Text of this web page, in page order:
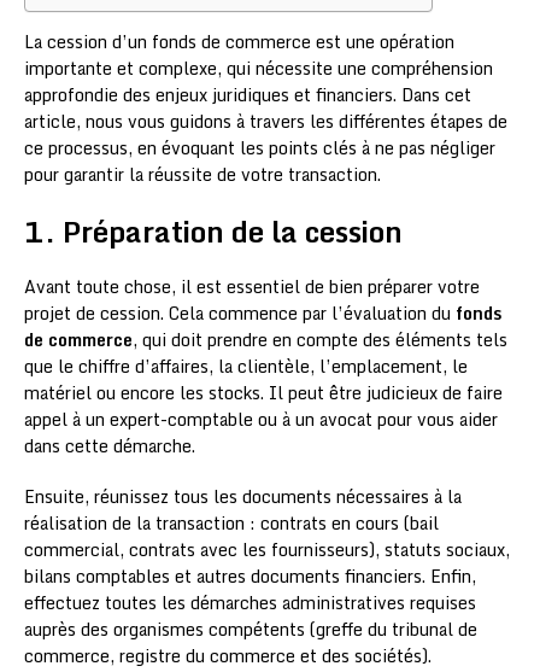
La cession d’un fonds de commerce est une opération
importante et complexe, qui nécessite une compréhension
approfondie des enjeux juridiques et financiers. Dans cet
article, nous vous guidons à travers les différentes étapes de
ce processus, en évoquant les points clés à ne pas négliger
pour garantir la réussite de votre transaction.
1. Préparation de la cession
Avant toute chose, il est essentiel de bien préparer votre
projet de cession. Cela commence par l’évaluation du fonds
de commerce, qui doit prendre en compte des éléments tels
que le chiffre d’affaires, la clientèle, l’emplacement, le
matériel ou encore les stocks. Il peut être judicieux de faire
appel à un expert-comptable ou à un avocat pour vous aider
dans cette démarche.
Ensuite, réunissez tous les documents nécessaires à la
réalisation de la transaction : contrats en cours (bail
commercial, contrats avec les fournisseurs), statuts sociaux,
bilans comptables et autres documents financiers. Enfin,
effectuez toutes les démarches administratives requises
auprès des organismes compétents (greffe du tribunal de
commerce, registre du commerce et des sociétés).